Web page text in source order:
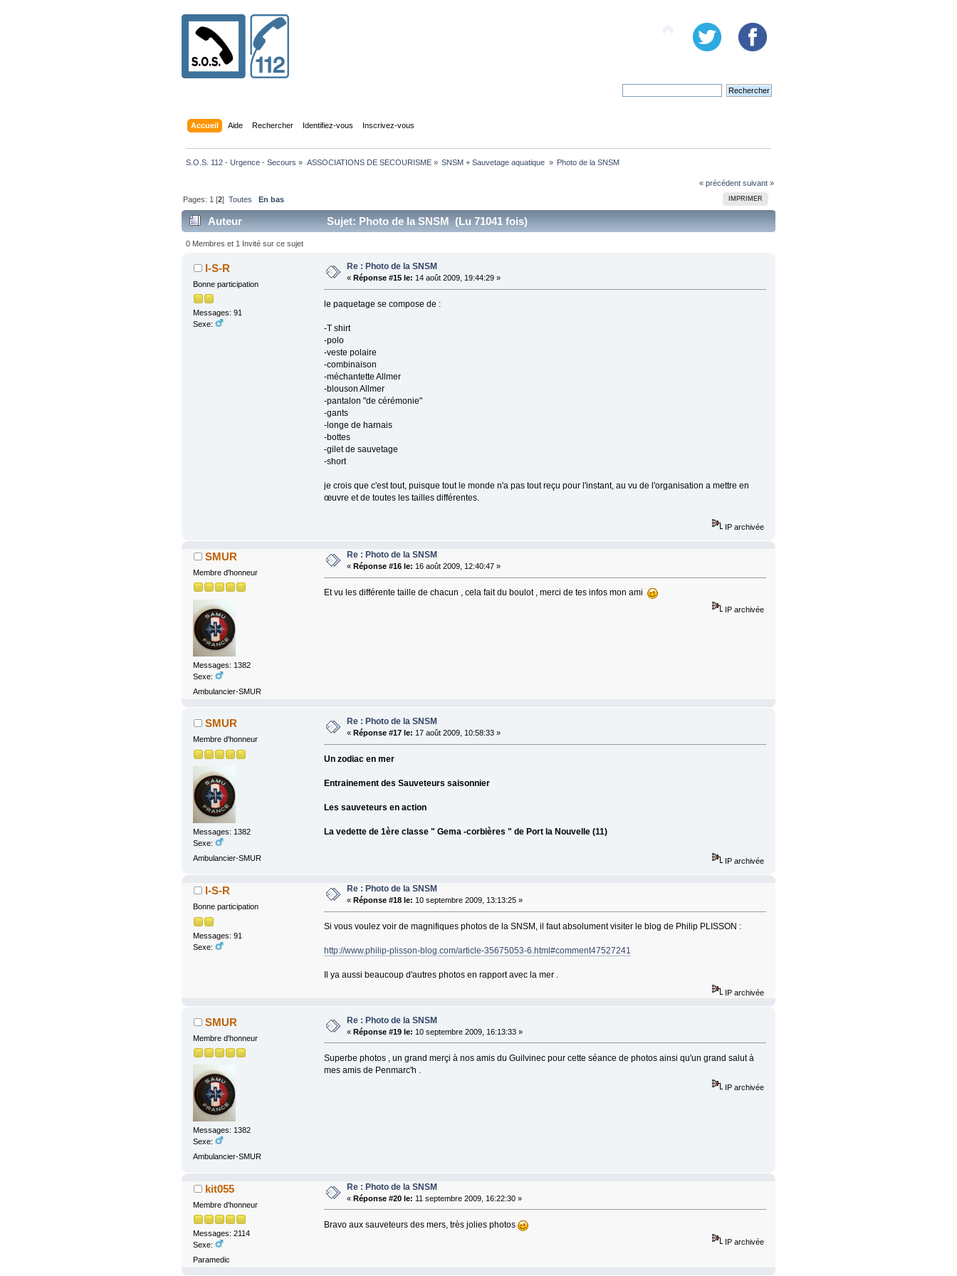
Accueil Aide Rechercher Identifiez-vous Inscrivez-vous
S.O.S. 112 - Urgence - Secours » ASSOCIATIONS DE SECOURISME» SNSM + Sauvetage aquatique » Photo de la SNSM
« précédent suivant »
IMPRIMER
Pages: 1 [2]Toutes En bas
Auteur Sujet: Photo de la SNSM (Lu 71041 fois)
0 Membres et 1 Invité sur ce sujet
I-S-R
Bonne participation
Messages: 91
Sexe:
Re : Photo de la SNSM
«Réponse #15 le: 14 août 2009, 19:44:29 »
le paquetage se compose de :
-T shirt
-polo
-veste polaire
-combinaison
-méchantette Allmer
-blouson Allmer
-pantalon "de cérémonie"
-gants
-longe de harnais
-bottes
-gilet de sauvetage
-short
je crois que c'est tout, puisque tout le monde n'a pas tout reçu pour l'instant, au vu de l'organisation a mettre en
œuvre et de toutes les tailles différentes.
IP archivée
SMUR
Membre d'honneur
Messages: 1382
Sexe:
Ambulancier-SMUR
Re : Photo de la SNSM
« Réponse #16 le: 16 août 2009, 12:40:47 »
Et vu les différente taille de chacun , cela fait du boulot , merci de tes infos mon ami
IP archivée
SMUR
Membre d'honneur
Messages: 1382
Sexe:
Ambulancier-SMUR
Re : Photo de la SNSM
« Réponse #17 le: 17 août 2009, 10:58:33 »
Un zodiac en mer
Entrainement des Sauveteurs saisonnier
Les sauveteurs en action
La vedette de 1ère classe " Gema -corbières " de Port la Nouvelle (11)
IP archivée
I-S-R
Bonne participation
Messages: 91
Sexe:
Re : Photo de la SNSM
« Réponse #18 le: 10 septembre 2009, 13:13:25 »
Si vous voulez voir de magnifiques photos de la SNSM, il faut absolument visiter le blog de Philip PLISSON :
http://www.philip-plisson-blog.com/article-35675053-6.html#comment47527241
Il ya aussi beaucoup d'autres photos en rapport avec la mer .
IP archivée
SMUR
Membre d'honneur
Messages: 1382
Sexe:
Ambulancier-SMUR
Re : Photo de la SNSM
«Réponse #19 le: 10 septembre 2009, 16:13:33 »
Superbe photos , un grand merçi à nos amis du Guilvinec pour cette séance de photos ainsi qu'un grand salut à
mes amis de Penmarc'h .
IP archivée
kit055
Membre d'honneur
Messages: 2114
Sexe:
Paramedic
Re : Photo de la SNSM
«Réponse #20 le: 11 septembre 2009, 16:22:30 »
Bravo aux sauveteurs des mers, très jolies photos
IP archivée